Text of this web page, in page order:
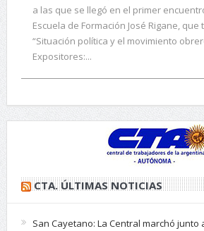
a las que se llegó en el primer
Escuela de Formación José Rigane,
“Situación política y el movimiento
Expositores:...
CTA. ÚLTIMAS NOTICIAS
San Cayetano: La Central marchó junto